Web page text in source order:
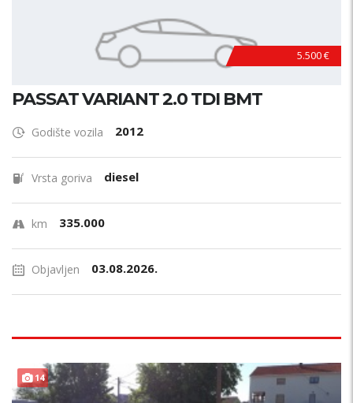
5.500 €
PASSAT VARIANT 2.0 TDI BMT
Godište vozila 2012
Vrsta goriva diesel
km 335.000
Objavljen 03.08.2026.
14